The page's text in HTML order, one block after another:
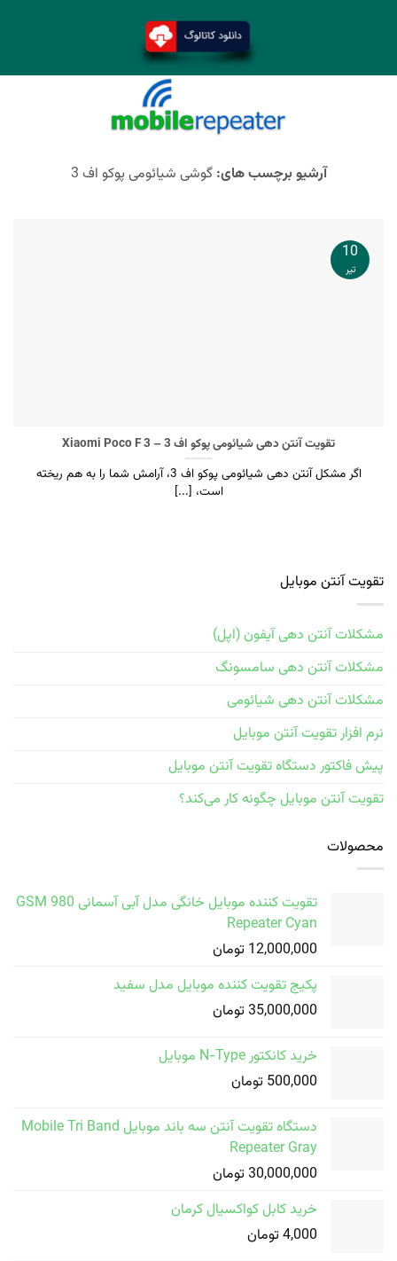
آرشیو برچسب های:گوشی شیائومی پوکو اف 3
تقویت آنتن دهی شیائومی پوکو اف 3 – Xiaomi Poco F 3
اگر مشکل آنتن دهی شیائومی پوکو اف 3، آرامش شما را به هم ریخته
است، [...]
10
تیر
تقویت آنتن موبایل
مشکلات آنتن دهی آیفون (اپل)
مشکلات آنتن دهی سامسونگ
مشکلات آنتن دهی شیائومی
نرم افزار تقویت آنتن موبایل
پیش فاکتور دستگاه تقویت آنتن موبایل
تقویت آنتن موبایل چگونه کار می‌کند؟
محصولات
تقویت کننده موبایل خانگی مدل آبی آسمانی GSM 980
Repeater Cyan
12,000,000 تومان
پکیج تقویت کننده موبایل مدل سفید
35,000,000 تومان
خرید کانکتور N-Type موبایل
500,000 تومان
دستگاه تقویت آنتن سه باند موبایل Mobile Tri Band
Repeater Gray
30,000,000 تومان
خرید کابل کواکسیال کرمان
4,000 تومان